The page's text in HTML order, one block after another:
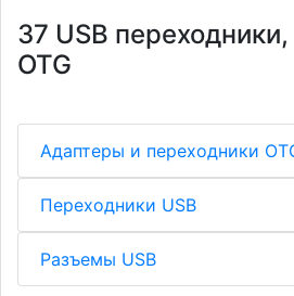
37 USB
OTG
Адаптеры и переходники
Переходники USB
Разъемы USB